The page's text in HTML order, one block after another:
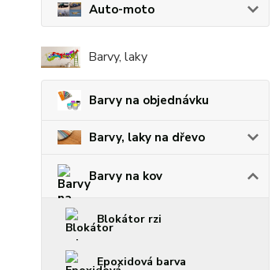
Auto-moto
Barvy, laky
Barvy na objednávku
Barvy, laky na dřevo
Barvy na kov
Blokátor rzi
Epoxidová barva